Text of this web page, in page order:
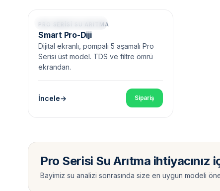
Dijital Ekran • Pompalı
PRO SERISI SU ARITMA
Smart Pro-Diji
Dijital ekranlı, pompalı 5 aşamalı Pro
Serisi üst model. TDS ve filtre ömrü
ekrandan.
İncele Sipariş
Pro Serisi Su Arıtma ihtiyacınız
Bayimiz su analizi sonrasında size en uygun modeli